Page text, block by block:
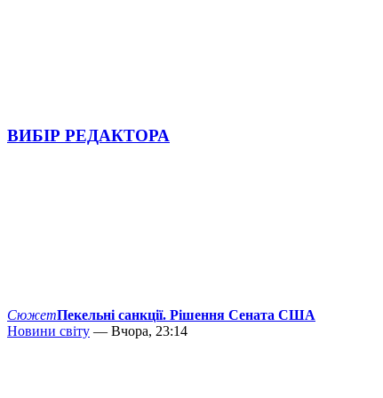
ВИБІР РЕДАКТОРА
СюжетПекельні санкції. Рішення Сената США
Новини світу — Вчора, 23:14